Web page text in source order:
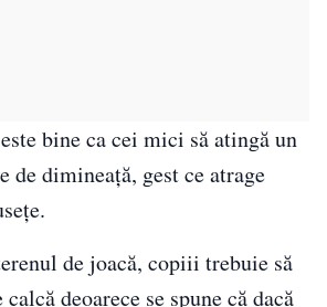
bine ca cei mici să atingă un
de dimineață, gest ce atrage
de joacă, copiii trebuie să
deoarece se spune că dacă